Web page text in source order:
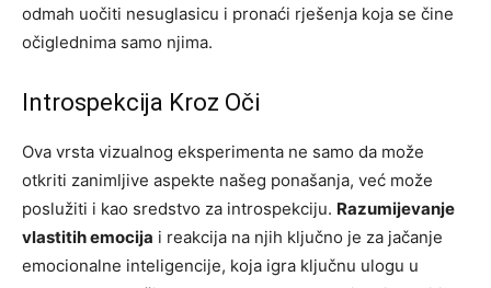
odmah uočiti nesuglasicu i pronaći rješenja koja se čine
očiglednima samo njima.
Introspekcija Kroz Oči
Ova vrsta vizualnog eksperimenta ne samo da može
otkriti zanimljive aspekte našeg ponašanja, već može
poslužiti i kao sredstvo za introspekciju. Razumijevanje
vlastitih emocija i reakcija na njih ključno je za jačanje
emocionalne inteligencije, koja igra ključnu ulogu u